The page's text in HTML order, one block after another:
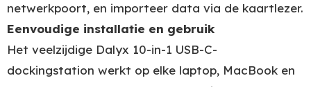
netwerkpoort, en importeer data via de kaartlezer.
Eenvoudige installatie en gebruik
Het veelzijdige Dalyx 10-in-1 USB-C-
dockingstation werkt op elke laptop, MacBook en